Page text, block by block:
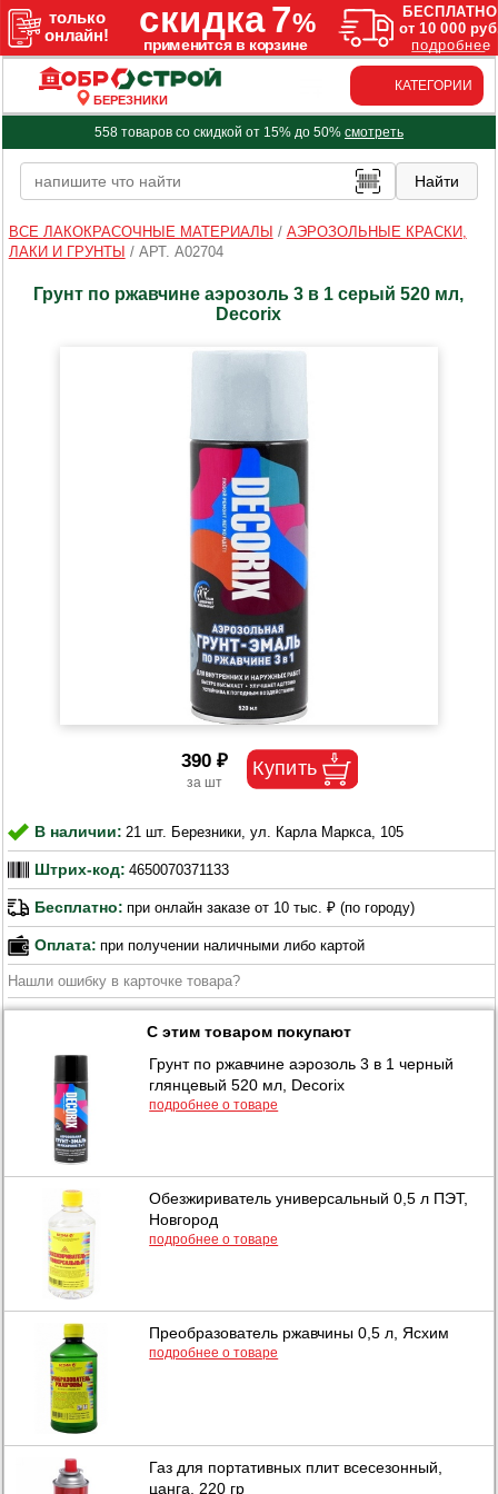
БЕРЕЗНИКИ
КАТЕГОРИИ
558 товаров со скидкой от 15% до 50% смотреть
ВСЕ ЛАКОКРАСОЧНЫЕ МАТЕРИАЛЫ / АЭРОЗОЛЬНЫЕ КРАСКИ,
ЛАКИ И ГРУНТЫ / АРТ. A02704
Грунт по ржавчине аэрозоль 3 в 1 серый 520 мл,
Decorix
390 ₽
В наличии: 21 шт. Березники, ул. Карла Маркса, 105
Штрих-код: 4650070371133
Бесплатно: при онлайн заказе от 10 тыс. ₽ (по городу)
Оплата: при получении наличными либо картой
Нашли ошибку в карточке товара?
С этим товаром покупают
Грунт по ржавчине аэрозоль 3 в 1 черный
глянцевый 520 мл, Decorix
подробнее о товаре
Обезжириватель универсальный 0,5 л ПЭТ,
Новгород
подробнее о товаре
Преобразователь ржавчины 0,5 л, Ясхим
подробнее о товаре
Газ для портативных плит всесезонный,
цанга, 220 гр